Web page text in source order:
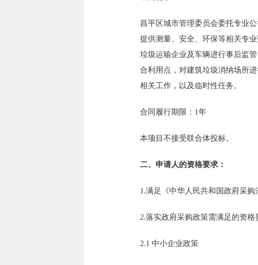
昌平区城市管理委员会委托专业
提供测量、安全、环保等相关专
垃圾运输企业及车辆进行事后监
合利用点，对建筑垃圾消纳场所
相关工作，以及临时性任务。
合同履行期限：1年
本项目不接受联合体投标。
二、申请人的资格要求：
1.满足《中华人民共和国政府采购
2.落实政府采购政策需满足的资格
2.1 中小企业政策